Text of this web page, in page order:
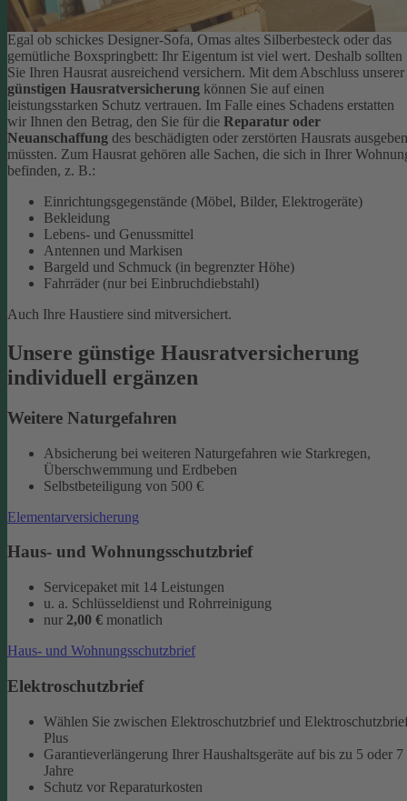
Egal ob schickes Designer-Sofa, Omas altes Silberbesteck oder das
gemütliche Boxspringbett: Ihr Eigentum ist viel wert. Deshalb sollten
Sie Ihren Hausrat ausreichend versichern. Mit dem Abschluss unserer
günstigen Hausratversicherung können Sie auf einen
leistungsstarken Schutz vertrauen. Im Falle eines Schadens erstatten
wir Ihnen den Betrag, den Sie für die Reparatur oder
Neuanschaffung des beschädigten oder zerstörten Hausrats ausgeben
müssten. Zum Hausrat gehören alle Sachen, die sich in Ihrer
befinden, z. B.:
Einrichtungsgegenstände (Möbel, Bilder, Elektrogeräte)
Bekleidung
Lebens- und Genussmittel
Antennen und Markisen
Bargeld und Schmuck (in begrenzter Höhe)
Fahrräder (nur bei Einbruchdiebstahl)
Auch Ihre Haustiere sind mitversichert.
Unsere günstige Hausratversicherung
individuell ergänzen
Weitere Naturgefahren
Absicherung bei weiteren Naturgefahren wie Starkregen,
Überschwemmung und Erdbeben
Selbstbeteiligung von 500 €
Elementarversicherung
Haus- und Wohnungsschutzbrief
Servicepaket mit 14 Leistungen
u. a. Schlüsseldienst und Rohrreinigung
nur 2,00 € monatlich
Haus- und Wohnungsschutzbrief
Elektroschutzbrief
Wählen Sie zwischen Elektroschutzbrief und
Plus
Garantieverlängerung Ihrer Haushaltsgeräte auf bis zu 5 oder 7
Jahre
Schutz vor Reparaturkosten